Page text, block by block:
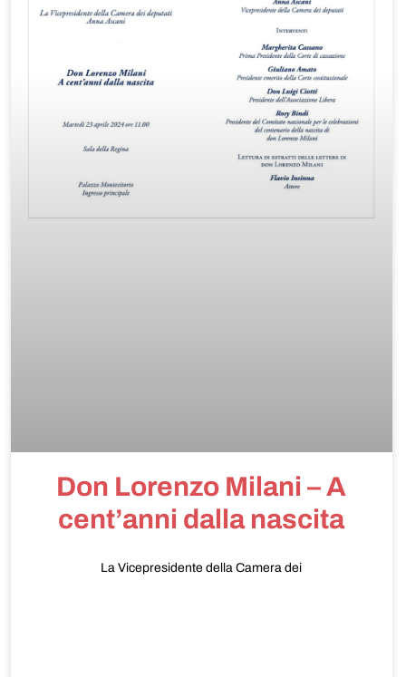
Don Lorenzo Milani – A
cent’anni dalla nascita
La Vicepresidente della Camera dei